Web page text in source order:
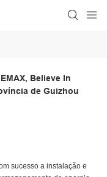
Believe In
de Guizhou
sucesso a instalação e